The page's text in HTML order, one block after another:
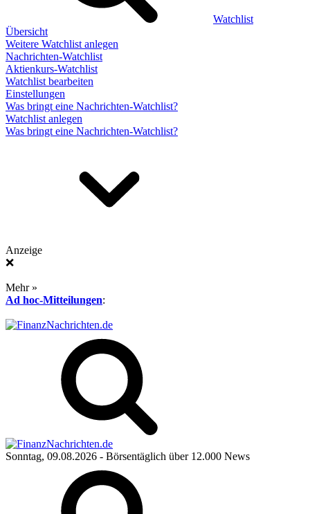
Watchlist
Übersicht
Weitere Watchlist anlegen
Nachrichten-Watchlist
Aktienkurs-Watchlist
Watchlist bearbeiten
Einstellungen
Was bringt eine Nachrichten-Watchlist?
Watchlist anlegen
Was bringt eine Nachrichten-Watchlist?
Anzeige
❌
Mehr »
Ad hoc-Mitteilungen:
Sonntag, 09.08.2026 - Börsentäglich über 12.000 News